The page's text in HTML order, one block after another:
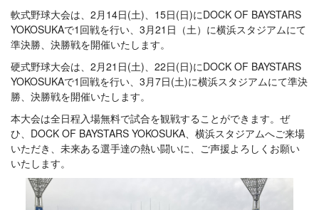
軟式野球大会は、2月14日(土)、15日(日)にDOCK OF BAYSTARS
YOKOSUKAで1回戦を行い、3月21日（土）に横浜スタジアムにて
準決勝、決勝戦を開催いたします。
硬式野球大会は、2月21日(土)、22日(日)にDOCK OF BAYSTARS
YOKOSUKAで1回戦を行い、3月7日(土)に横浜スタジアムにて準決
勝、決勝戦を開催いたします。
本大会は全日程入場無料で試合を観戦することができます。ぜ
ひ、DOCK OF BAYSTARS YOKOSUKA、横浜スタジアムへご来場
いただき、未来ある選手達の熱い闘いに、ご声援よろしくお願い
いたします。